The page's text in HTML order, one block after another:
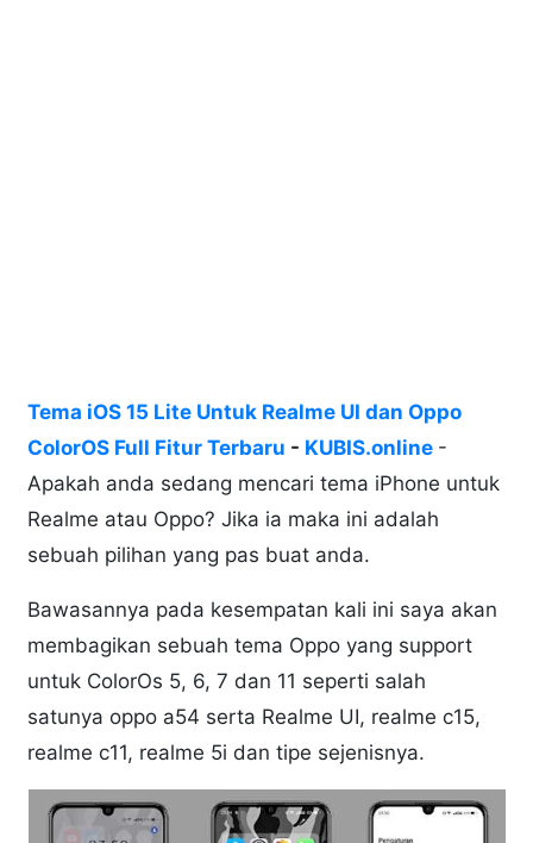
Tema iOS 15 Lite Untuk Realme UI dan Oppo
ColorOS Full Fitur Terbaru - KUBIS.online -
Apakah anda sedang mencari tema iPhone untuk
Realme atau Oppo? Jika ia maka ini adalah
sebuah pilihan yang pas buat anda.
Bawasannya pada kesempatan kali ini saya akan
membagikan sebuah tema Oppo yang support
untuk ColorOs 5, 6, 7 dan 11 seperti salah
satunya oppo a54 serta Realme UI, realme c15,
realme c11, realme 5i dan tipe sejenisnya.